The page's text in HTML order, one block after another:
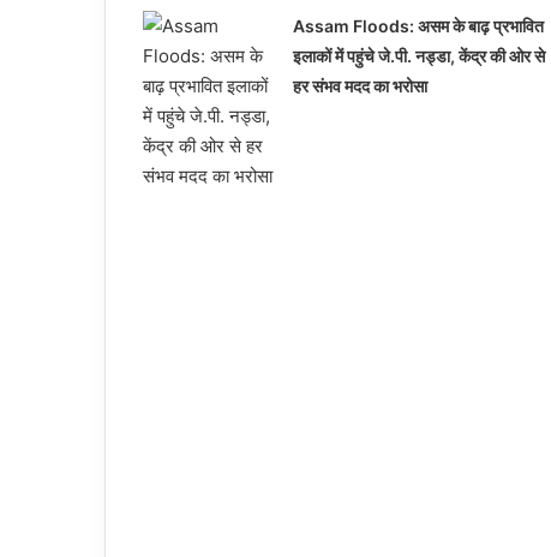
Assam Floods: असम के बाढ़ प्रभावित
इलाकों में पहुंचे जे.पी. नड्डा, केंद्र की ओर से
हर संभव मदद का भरोसा